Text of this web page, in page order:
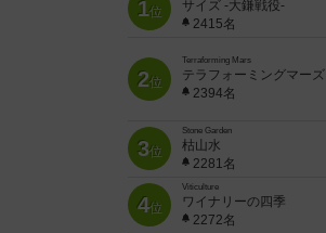
1位
サイズ -大鎌戦役-
2415名
2位
Terraforming Mars
テラフォーミングマーズ
2394名
3位
Stone Garden
枯山水
2281名
4位
Viticulture
ワイナリーの四季
2272名